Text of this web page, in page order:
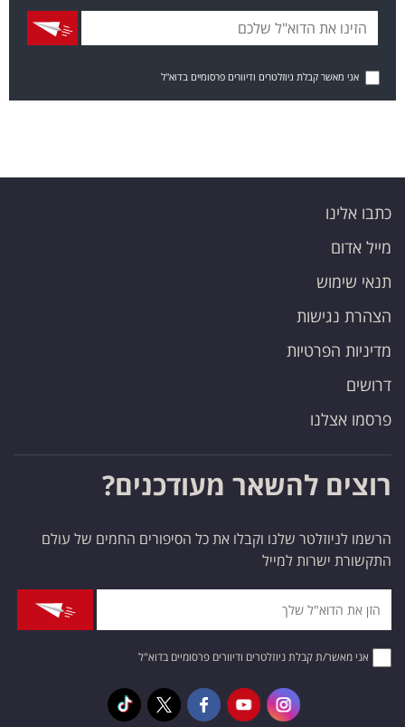
אני מאשר קבלת ניוזלטרים ודיוורים פרסומיים בדוא"ל
כתבו אלינו
מייל אדום
תנאי שימוש
הצהרת נגישות
מדיניות הפרטיות
דרושים
פרסמו אצלנו
רוצים להשאר מעודכנים?
הרשמו לניוזלטר שלנו וקבלו את כל הסיפורים החמים של עולם
התקשורת ישרות למייל
אני מאשר/ת קבלת ניוזלטרים ודיוורים פרסומיים בדוא"ל